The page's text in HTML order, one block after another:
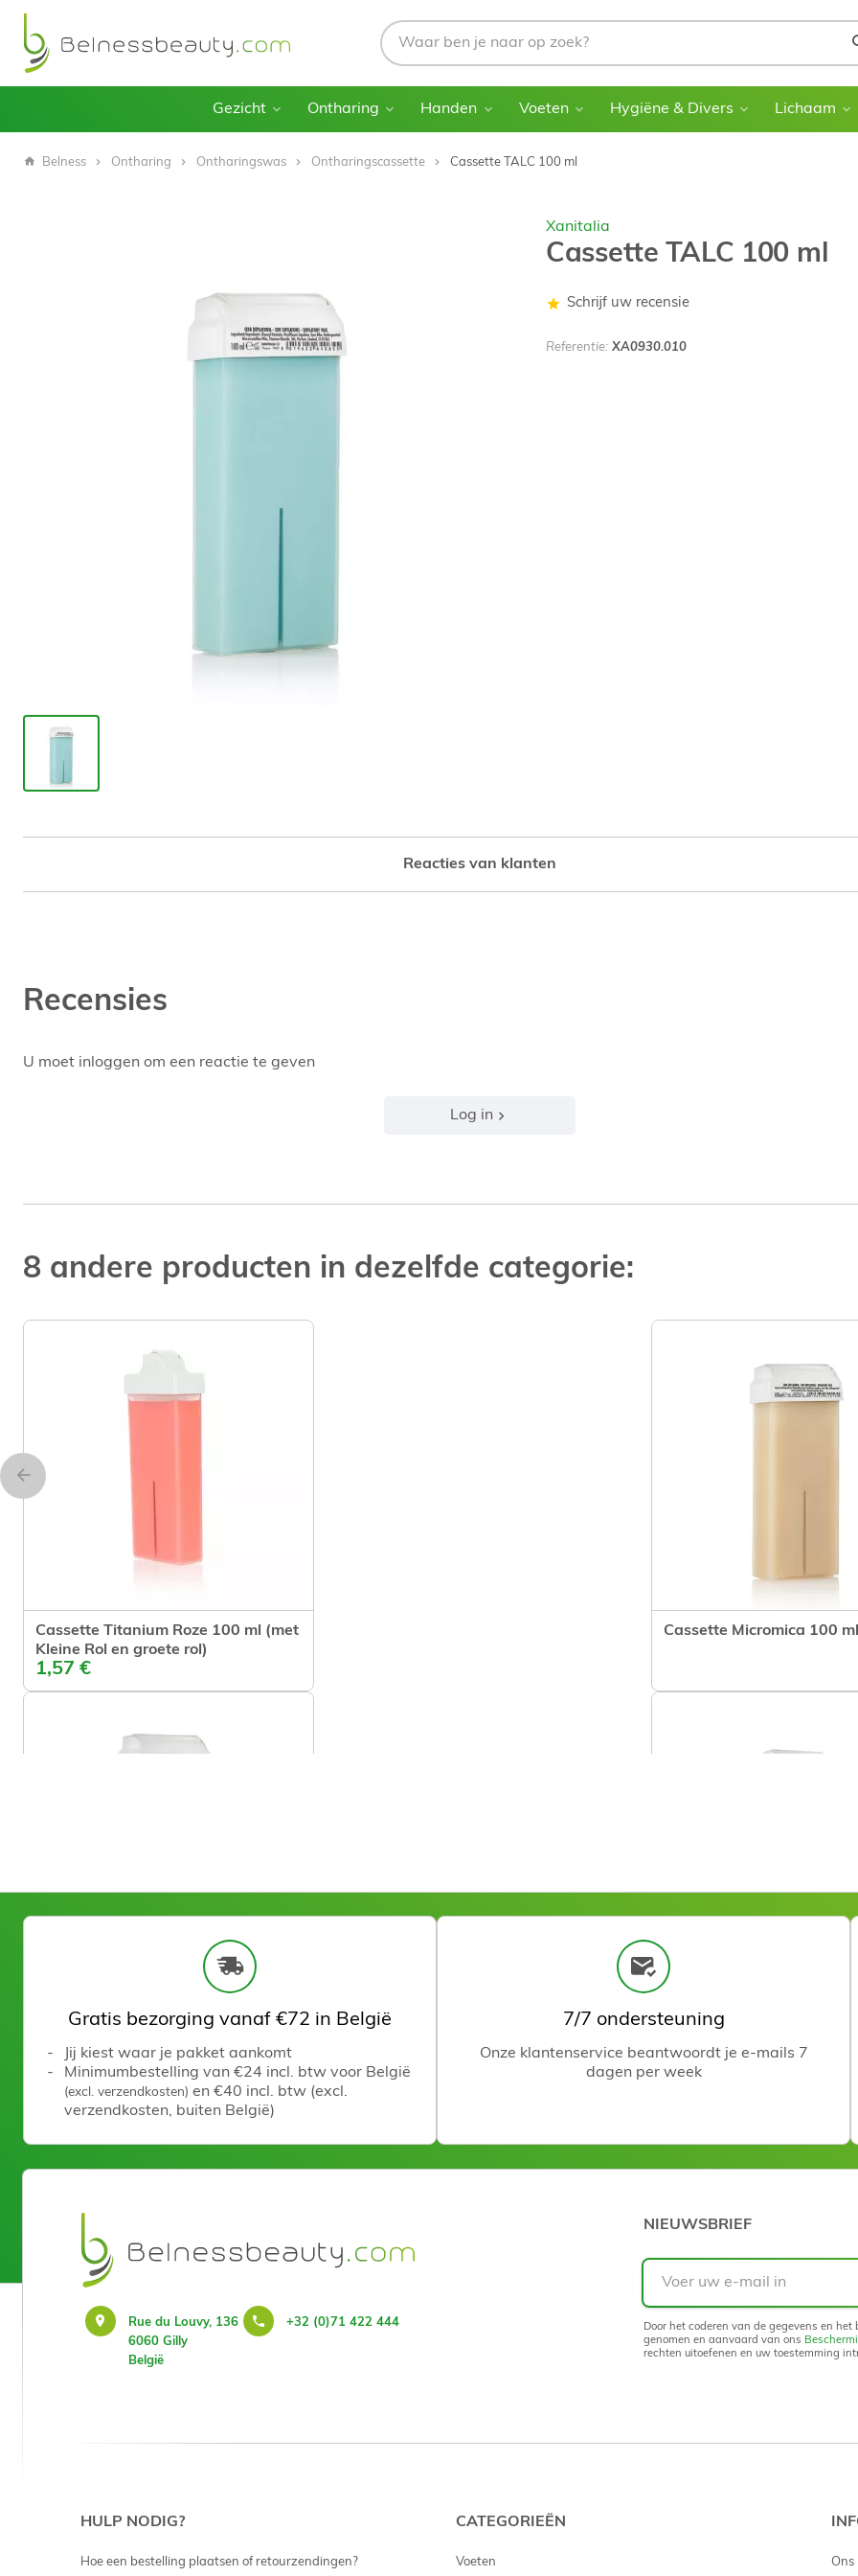
Gezicht Ontharing Handen Voeten Hygiëne & Divers Lichaam
Belness Ontharing Ontharingswas Ontharingscassette Cassette TALC 100 ml
Xanitalia
Cassette TALC 100 ml
Schrijf uw recensie
Referentie: XA0930.010
Reacties van klanten
Recensies
U moet inloggen om een reactie te geven
Log in
8 andere producten in dezelfde categorie:
Cassette Titanium Roze 100 ml (met
Kleine Rol en groete rol)
1,57 €
In winkelwagen
Cassette Micromica 100 ml
Het product zien
Gratis bezorging vanaf €72 in België
Jij kiest waar je pakket aankomt
Minimumbestelling van €24 incl. btw voor België
(excl. verzendkosten) en €40 incl. btw (excl.
verzendkosten, buiten België)
7/7 ondersteuning
Onze klantenservice beantwoordt je e-mails 7
dagen per week
Rue du Louvy, 136
6060 Gilly
België
+32 (0)71 422 444
NIEUWSBRIEF
Voer
e-
in
Door het coderen van de gegevens en
genomen en aanvaard van ons
rechten uitoefenen en uw toestemming
HULP NODIG?
Hoe een bestelling plaatsen of retourzendingen?
CATEGORIEËN
Voeten Ons